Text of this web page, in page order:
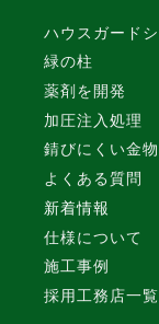
ハウスガード
緑の柱
薬剤を開発
加圧注入処理
錆びにくい金物
よくある質問
新着情報
仕様について
施工事例
採用工務店一覧